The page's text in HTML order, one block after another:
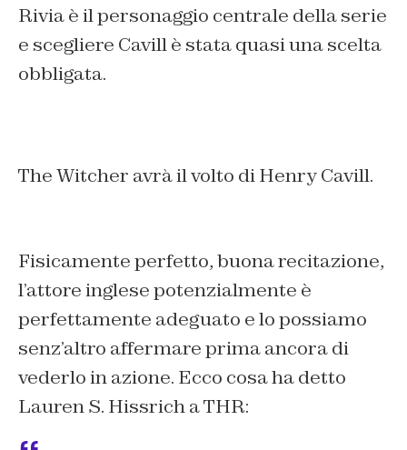
Rivia è il personaggio centrale della serie
e scegliere Cavill è stata quasi una scelta
obbligata.
The Witcher avrà il volto di Henry Cavill.
Fisicamente perfetto, buona recitazione,
l’attore inglese potenzialmente è
perfettamente adeguato e lo possiamo
senz’altro affermare prima ancora di
vederlo in azione. Ecco cosa ha detto
Lauren S. Hissrich a THR: